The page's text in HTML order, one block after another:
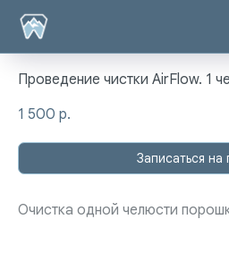
Проведение чистки AirFlow. 1
1 500 р.
Записаться на
Очистка одной челюсти